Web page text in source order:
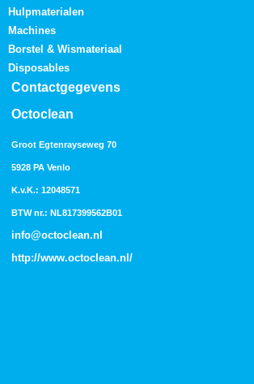
Hulpmaterialen
Machines
Borstel & Wismateriaal
Disposables
Contactgegevens
Octoclean
Groot Egtenrayseweg 70
5928 PA Venlo
K.v.K.: 12048571
BTW nr.: NL817399562B01
info@octoclean.nl
http://www.octoclean.nl /